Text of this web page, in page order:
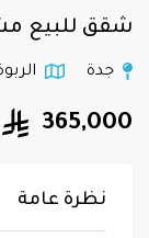
شقق للبيع
جدة
365,000
نظرة عامة